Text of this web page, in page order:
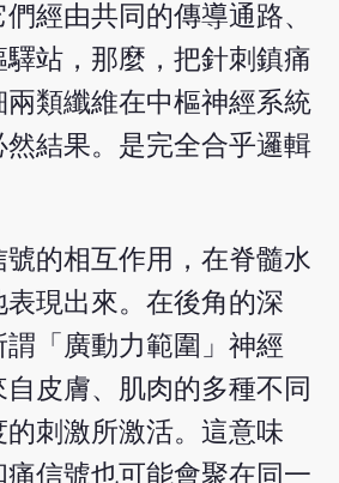
經由共同的傳導通路、
站，那麼，把針刺鎮痛
類纖維在中樞神經系統
然結果。是完全合乎邏輯
的相互作用，在脊髓水
現出來。在後角的深
謂「廣動力範圍」神經
皮膚、肌肉的多種不同
刺激所激活。這意味
信號也可能會聚在同一